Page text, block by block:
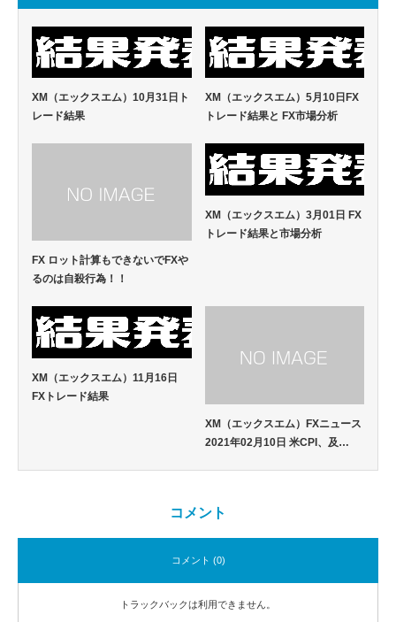
XM（エックスエム）10月31日ト
レード結果
XM（エックスエム）5月10日FX
トレード結果と FX市場分析
FX ロット計算もできないでFXや
るのは自殺行為！！
XM（エックスエム）3月01日 FX
トレード結果と市場分析
XM（エックスエム）11月16日
FXトレード結果
XM（エックスエム）FXニュース
2021年02月10日 米CPI、及…
コメント
コメント (0)
トラックバックは利用できません。